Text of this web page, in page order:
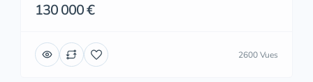
130 000 €
2600 Vues